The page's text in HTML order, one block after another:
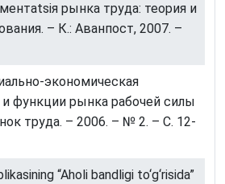
рынка труда: теория и
– К.: Аванпост, 2007. –
экономическая
функции рынка рабочей силы
труда. – 2006. – № 2. – С. 12-
“Aholi bandligi to‘g‘risida”